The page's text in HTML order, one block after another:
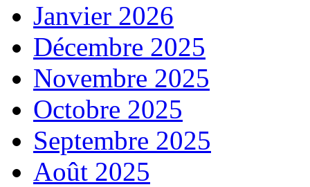
Janvier 2026
Décembre 2025
Novembre 2025
Octobre 2025
Septembre 2025
Août 2025